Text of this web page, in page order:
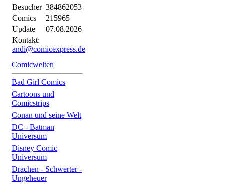
Besucher 384862053
Comics
215965
Update
07.08.2026
Kontakt:
andi@comicexpress.de
Comicwelten
Bad Girl Comics
Cartoons und
Comicstrips
Conan und seine Welt
DC - Batman
Universum
Disney Comic
Universum
Drachen - Schwerter -
Ungeheuer